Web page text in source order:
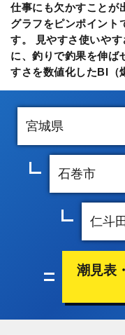
仕事にも欠かすことが
グラフをピンポイント
す。 見やすさ使いや
に、釣りで釣果を伸ば
すさを数値化したBI（
潮見表